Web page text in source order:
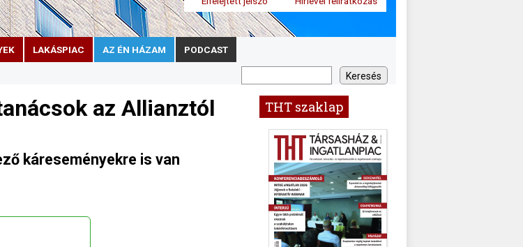
LAKÁSPIAC AZ ÉN HÁZAM PODCAST
az Allianztól
káreseményekre is van
THT szaklap